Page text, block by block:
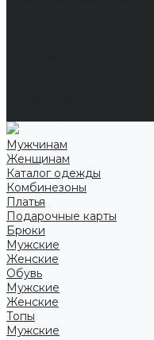
Мужчинам
Женщинам
Каталог одежды
Комбинезоны
Платья
Подарочные карты
Брюки
Мужские
Женские
Обувь
Мужские
Женские
Топы
Мужские